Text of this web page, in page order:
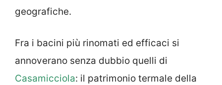
geografiche.
Fra i bacini più rinomati ed efficaci si
annoverano senza dubbio quelli di
Casamicciola: il patrimonio termale della